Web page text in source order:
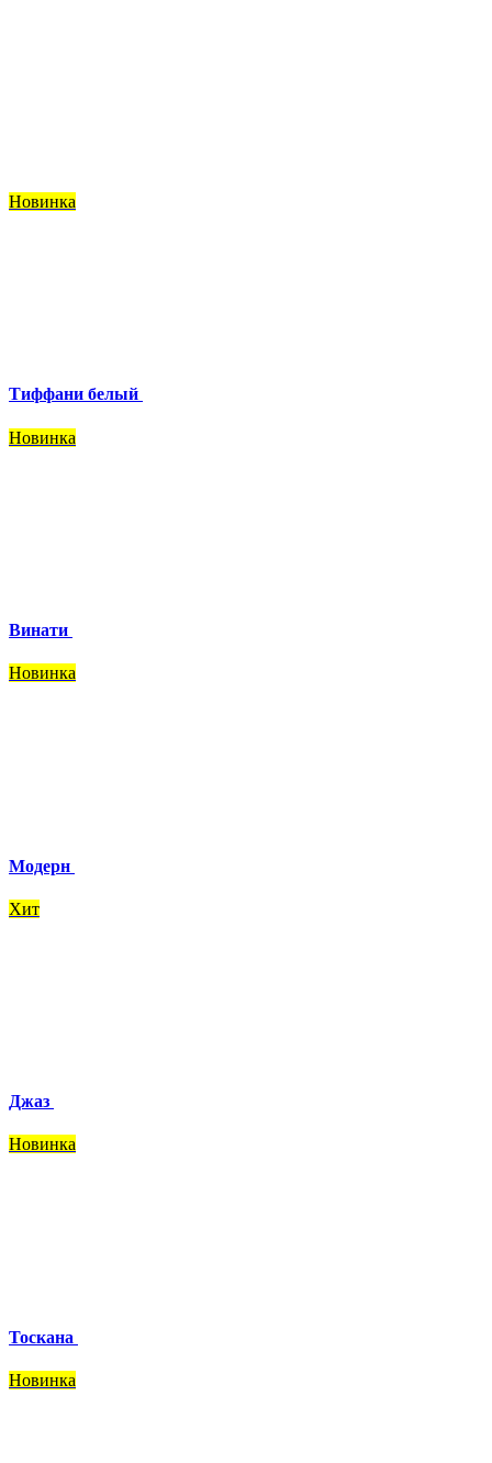
Новинка
Тиффани белый
Новинка
Винати
Новинка
Модерн
Хит
Джаз
Новинка
Тоскана
Новинка